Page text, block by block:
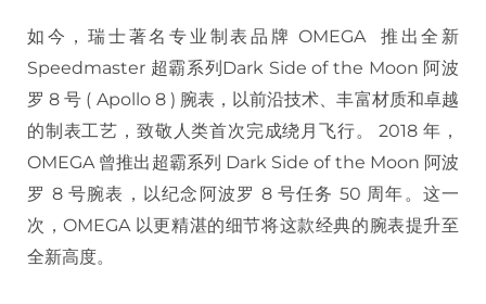
如今，瑞士著名专业制表品牌 OMEGA 推出全新
Speedmaster 超霸系列Dark Side of the Moon 阿波
罗 8 号 ( Apollo 8 ) 腕表，以前沿技术、丰富材质和卓越
的制表工艺，致敬人类首次完成绕月飞行。 2018 年，
OMEGA 曾推出超霸系列 Dark Side of the Moon 阿波
罗 8 号腕表，以纪念阿波罗 8 号任务 50 周年。这一
次，OMEGA 以更精湛的细节将这款经典的腕表提升至
全新高度。